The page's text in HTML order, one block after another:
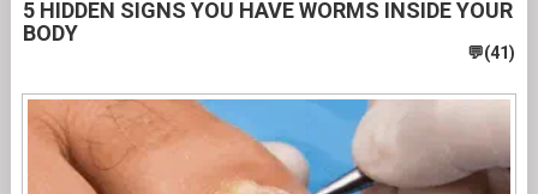
5 HIDDEN SIGNS YOU HAVE WORMS INSIDE YOUR
BODY